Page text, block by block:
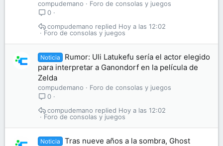
compudemano
Foro de consolas y juegos
0
Foro de consolas y juegos
Hoy a las 12:02
compudemano
Noticia
Rumor: Uli Latukefu sería el actor elegido
para interpretar a Ganondorf en la película de
Zelda
compudemano
Foro de consolas y juegos
0
Foro de consolas y juegos
Hoy a las 12:02
compudemano
Noticia
Tras nueve años a la sombra, Ghost